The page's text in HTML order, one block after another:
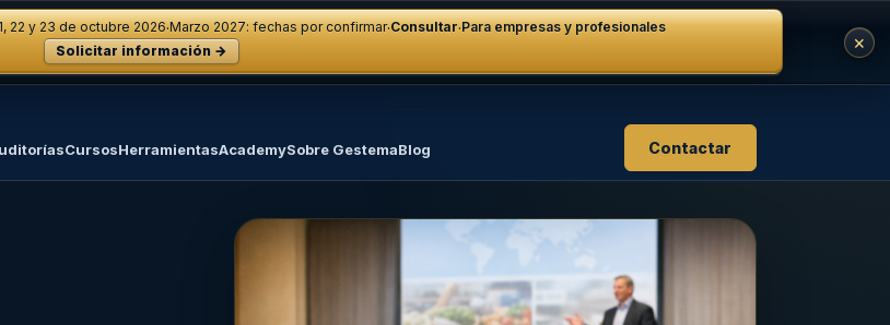
22 y 23 de octubre 2026·Marzo 2027: fechas por confirmar·Consultar·Para empresas y profesionales
Solicitar información →
×
CursosHerramientasAcademySobre GestemaBlog Contactar